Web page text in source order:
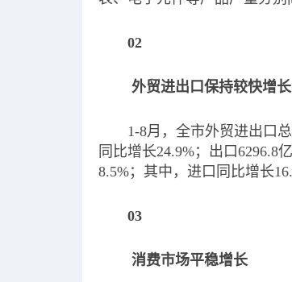
02
外贸进出口保持较快增长
1-8月，全市外贸进出口
同比增长24.9%；出口6296.8
8.5%；其中，进口同比增长
03
消费市场平稳增长